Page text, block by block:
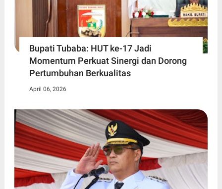
Bupati Tubaba: HUT ke-17 Jadi
Momentum Perkuat Sinergi dan Dorong
Pertumbuhan Berkualitas
April 06, 2026